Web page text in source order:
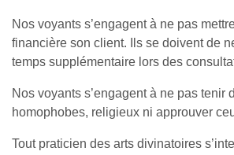
Nos voyants s’engagent à ne pas
financière son client. Ils se doivent de
temps supplémentaire lors des
Nos voyants s’engagent à ne pas tenir
homophobes, religieux ni approuver
Tout praticien des arts divinatoires